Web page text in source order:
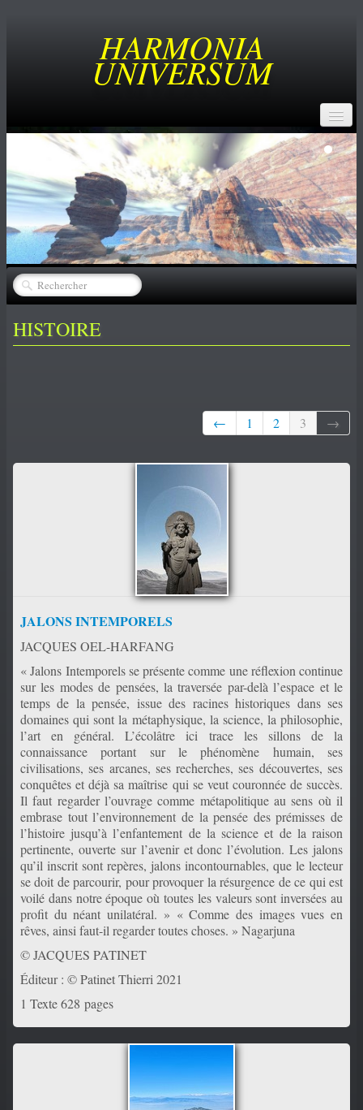
HARMONIA
UNIVERSUM
ACCUEIL
BUT
SERVICES
CREATEURS▼
CATALOGUE
HISTOIRE
← 1 2 3 →
JALONS INTEMPORELS
JACQUES OEL-HARFANG
« Jalons Intemporels se présente comme une réflexion continue
sur les modes de pensées, la traversée par-delà l’espace et le
temps de la pensée, issue des racines historiques dans ses
domaines qui sont la métaphysique, la science, la philosophie,
l’art en général. L’écolâtre ici trace les sillons de la
connaissance portant sur le phénomène humain, ses
civilisations, ses arcanes, ses recherches, ses découvertes, ses
conquêtes et déjà sa maîtrise qui se veut couronnée de succès.
Il faut regarder l’ouvrage comme métapolitique au sens où il
embrase tout l’environnement de la pensée des prémisses de
l’histoire jusqu’à l’enfantement de la science et de la raison
pertinente, ouverte sur l’avenir et donc l’évolution. Les jalons
qu’il inscrit sont repères, jalons incontournables, que le lecteur
se doit de parcourir, pour provoquer la résurgence de ce qui est
voilé dans notre époque où toutes les valeurs sont inversées au
profit du néant unilatéral. » « Comme des images vues en
rêves, ainsi faut-il regarder toutes choses. » Nagarjuna
© JACQUES PATINET
Éditeur : © Patinet Thierri 2021
1 Texte 628 pages